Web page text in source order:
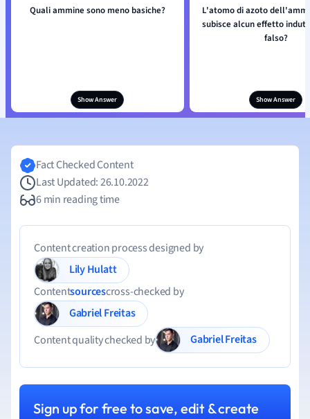
Quali ammine sono meno basiche?
Show Answer
L'atomo di azoto
subisce alcun effetto
falso?
Show Answer
Fact Checked Content
Last Updated: 26.10.2022
6 min reading time
Content creation process designed by
Lily Hulatt
Contentsourcescross-checked by
Gabriel Freitas
Content quality checked by
Gabriel Freitas
Sign up for free to save, edit & create